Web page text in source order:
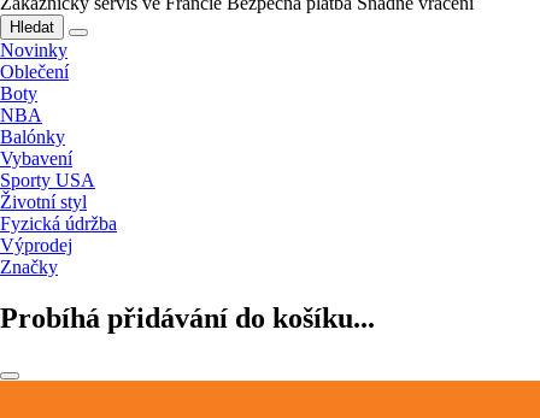
Hledat
Novinky
Oblečení
Boty
NBA
Balónky
Vybavení
Sporty USA
Životní styl
Fyzická údržba
Výprodej
Značky
Probíhá přidávání do košíku...